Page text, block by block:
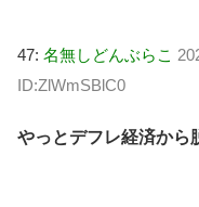
47: 名無しどんぶらこ
ID:ZlWmSBlC0
やっとデフレ経済から